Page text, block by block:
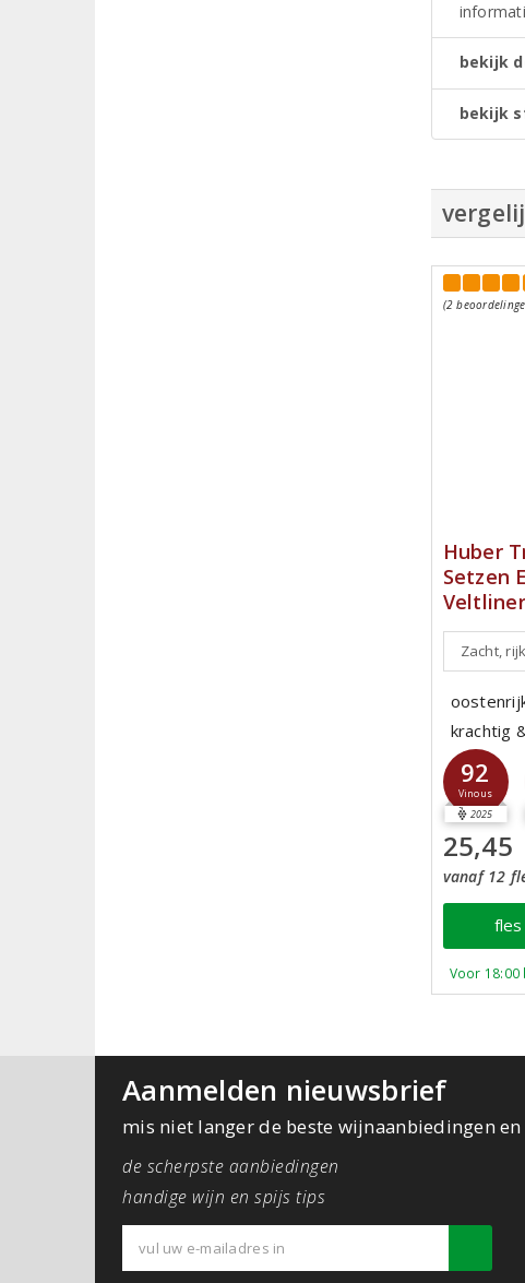
bekijk
bekijk
(2
Huber
Setzen
Zacht, rijk
krachtig
92
Vinous
2025
25,45
vanaf 12
fles
Voor
Aanmelden nieuwsbrief
mis niet langer de beste wijnaanbiedingen
de scherpste aanbiedingen
handige wijn en spijs tips